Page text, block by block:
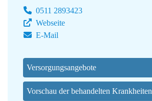
0511 2893423
Webseite
E-Mail
Versorgungsangebote
Vorschau der behandelten Krankheiten